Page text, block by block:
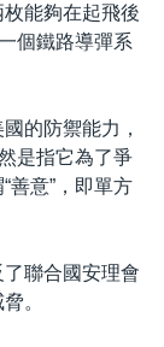
能夠在起飛後
個鐵路導彈系
的防禦能力，
是指它為了爭
善意”，即單方
聯合國安理會
。